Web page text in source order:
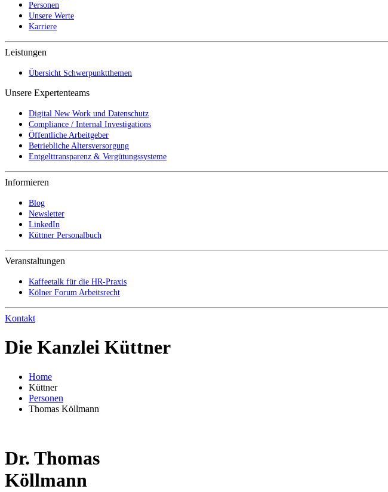
Personen
Unsere Werte
Karriere
Leistungen
Übersicht Schwerpunktthemen
Unsere Expertenteams
Digital New Work und Datenschutz
Compliance / Internal Investigations
Öffentliche Arbeitgeber
Betriebliche Altersversorgung
Entgelttransparenz & Vergütungssysteme
Informieren
Blog
Newsletter
LinkedIn
Küttner Personalbuch
Veranstaltungen
Kaffeetalk für die HR-Praxis
Kölner Forum Arbeitsrecht
Kontakt
Die Kanzlei Küttner
Home
Küttner
Personen
Thomas Köllmann
Dr. Thomas
Köllmann